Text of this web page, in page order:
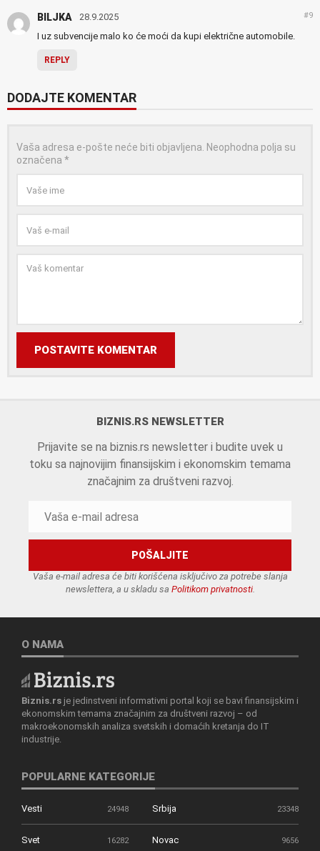
BILJKA 28.9.2025 #9
I uz subvencije malo ko će moći da kupi električne automobile.
REPLY
DODAJTE KOMENTAR
Vaša adresa e-pošte neće biti objavljena. Neophodna polja su
označena *
POSTAVITE KOMENTAR
BIZNIS.RS NEWSLETTER
Prijavite se na biznis.rs newsletter i budite uvek u
toku sa najnovijim finansijskim i ekonomskim temama
značajnim za društveni razvoj.
Vaša e-mail adresa će biti korišćena isključivo za potrebe slanja
newslettera, a u skladu sa Politikom privatnosti.
O NAMA
Biznis.rs je jedinstveni informativni portal koji se bavi finansijskim i
ekonomskim temama značajnim za društveni razvoj – od
makroekonomskih analiza svetskih i domaćih kretanja do IT
industrije.
POPULARNE KATEGORIJE
Vesti 24948 Srbija 23348
Svet 16282 Novac 9656